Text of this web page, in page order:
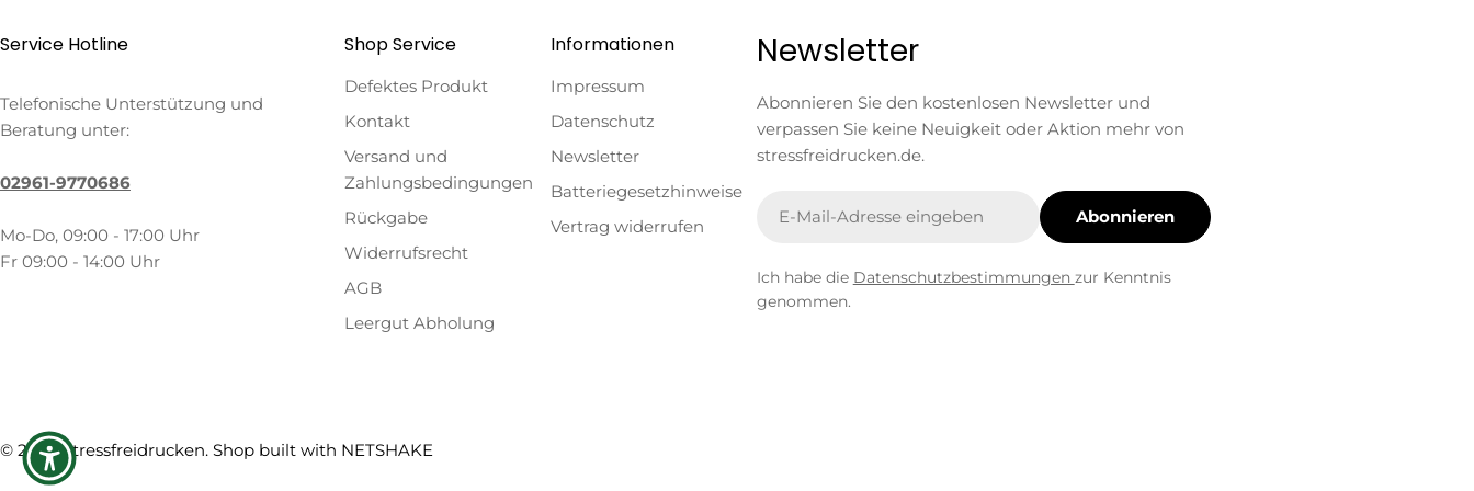
Service Hotline
Telefonische Unterstützung und
Beratung unter:
02961-9770686
Mo-Do, 09:00 - 17:00 Uhr
Fr 09:00 - 14:00 Uhr
Shop Service
Defektes Produkt
Kontakt
Versand und
Zahlungsbedingungen
Rückgabe
Widerrufsrecht
AGB
Leergut Abholung
Informationen
Impressum
Datenschutz
Newsletter
Batteriegesetzhinweise
Vertrag widerrufen
Newsletter
Abonnieren Sie den kostenlosen Newsletter und
verpassen Sie keine Neuigkeit oder Aktion mehr von
stressfreidrucken.de.
Mail
Abonnieren
Ich habe die Datenschutzbestimmungen zur Kenntnis
genommen.
© 2026Stressfreidrucken. Shop built with NETSHAKE